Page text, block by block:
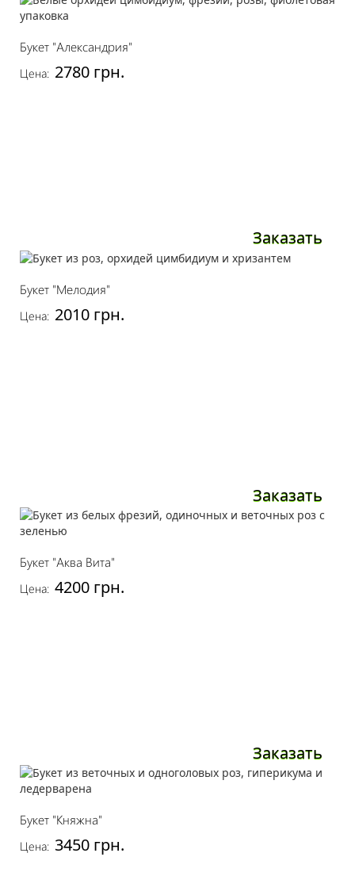
Букет "Александрия"
Цена: 2780 грн.
Заказать
Букет "Мелодия"
Цена: 2010 грн.
Заказать
Букет "Аква Вита"
Цена: 4200 грн.
Заказать
Букет "Княжна"
Цена: 3450 грн.